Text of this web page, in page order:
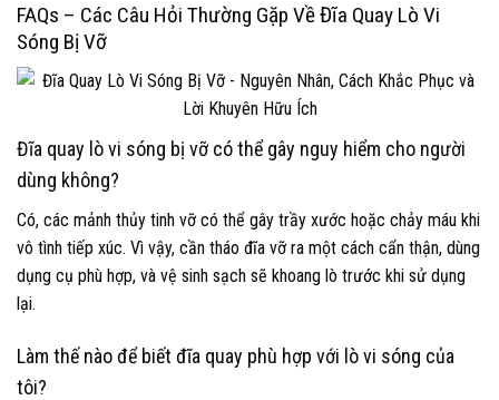
FAQs – Các Câu Hỏi Thường Gặp Về Đĩa Quay Lò Vi
Sóng Bị Vỡ
Đĩa quay lò vi sóng bị vỡ có thể gây nguy hiểm cho người
dùng không?
Có, các mảnh thủy tinh vỡ có thể gây trầy xước hoặc chảy máu khi
vô tình tiếp xúc. Vì vậy, cần tháo đĩa vỡ ra một cách cẩn thận, dùng
dụng cụ phù hợp, và vệ sinh sạch sẽ khoang lò trước khi sử dụng
lại.
Làm thế nào để biết đĩa quay phù hợp với lò vi sóng của
tôi?